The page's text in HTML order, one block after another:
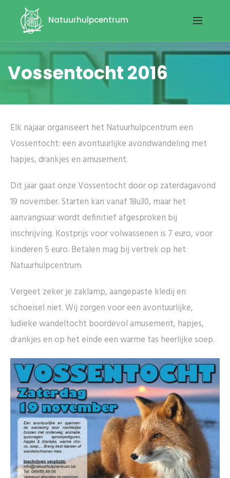
Natuurhulpcentrum
Vossentocht 2016
Elk najaar organiseert het Natuurhulpcentrum een
Vossentocht: een avontuurlijke avondwandeling met
hapjes, drankjes en amusement.
Dit jaar gaat onze Vossentocht door op zaterdagavond
19 november. Starten kan vanaf 18u30, maar het
aanvangsuur wordt definitief afgesproken bij
inschrijving. Kostprijs voor volwassenen is 7 euro, voor
kinderen 5 euro. Betalen mag bij vertrek op het
Natuurhulpcentrum.
Vergeet zeker je zaklamp, aangepaste kledij en
schoeisel niet. Wij zorgen voor een avontuurlijke,
ludieke wandeltocht boordevol amusement, hapjes,
drankjes en op het einde een warme tas heerlijke soep.